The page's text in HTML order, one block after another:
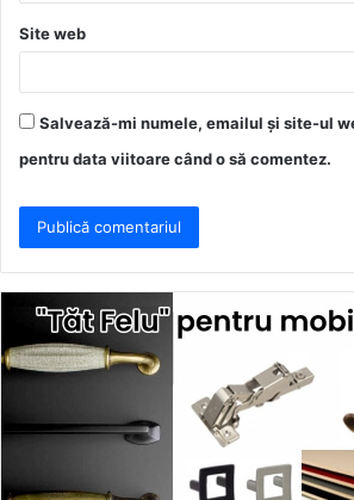
Site web
Salvează-mi numele, emailul și site-ul
pentru data viitoare când o să comentez.